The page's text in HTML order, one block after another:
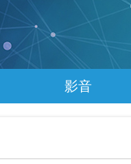
影音